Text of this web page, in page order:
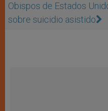
Obispos de Estados
sobre suicidio asistido